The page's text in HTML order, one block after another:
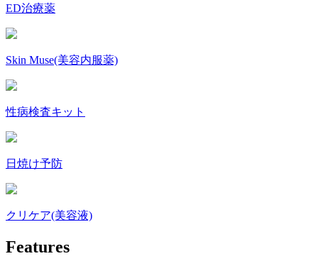
ED治療薬
Skin Muse(美容内服薬)
性病検査キット
日焼け予防
クリケア(美容液)
Features